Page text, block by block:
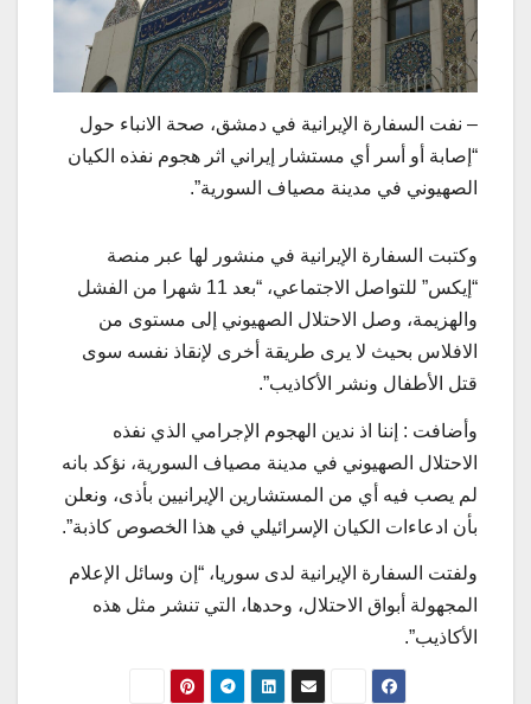
– نفت السفارة الإيرانية في دمشق، صحة الانباء حول
“إصابة أو أسر أي مستشار إيراني اثر هجوم نفذه الكيان
الصهيوني في مدينة مصياف السورية”.
وكتبت السفارة الإيرانية في منشور لها عبر منصة
“إيكس” للتواصل الاجتماعي، “بعد 11 شهرا من الفشل
والهزيمة، وصل الاحتلال الصهيوني إلى مستوى من
الافلاس بحيث لا يرى طريقة أخرى لإنقاذ نفسه سوى
قتل الأطفال ونشر الأكاذيب”.
وأضافت : إننا اذ ندين الهجوم الإجرامي الذي نفذه
الاحتلال الصهيوني في مدينة مصياف السورية، نؤكد بانه
لم يصب فيه أي من المستشارين الإيرانيين بأذى، ونعلن
بأن ادعاءات الكيان الإسرائيلي في هذا الخصوص كاذبة”.
ولفتت السفارة الإيرانية لدى سوريا، “إن وسائل الإعلام
المجهولة أبواق الاحتلال، وحدها، التي تنشر مثل هذه
الأكاذيب”.